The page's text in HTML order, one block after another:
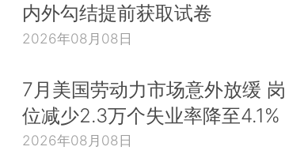
内外勾结提前获取试卷
2026年08月08日
7月美国劳动力市场意外放缓 岗
位减少2.3万个失业率降至4.1%
2026年08月08日